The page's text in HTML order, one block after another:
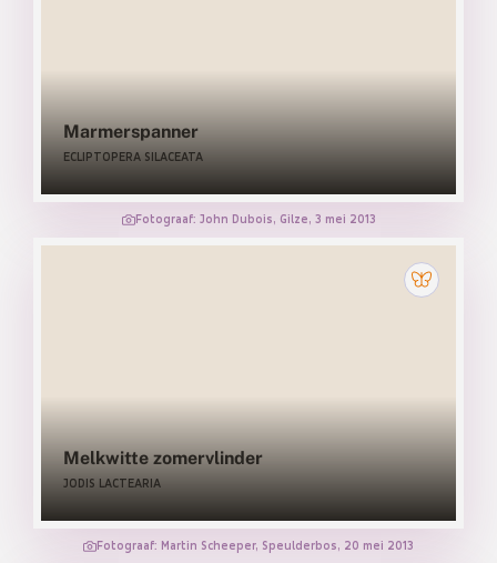
Marmerspanner
ECLIPTOPERA SILACEATA
Fotograaf: John Dubois, Gilze, 3 mei 2013
Melkwitte zomervlinder
JODIS LACTEARIA
Fotograaf: Martin Scheeper, Speulderbos, 20 mei 2013